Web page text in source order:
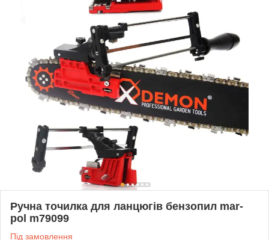
Ручна точилка для ланцюгів бензопил mar-
pol m79099
Під замовлення